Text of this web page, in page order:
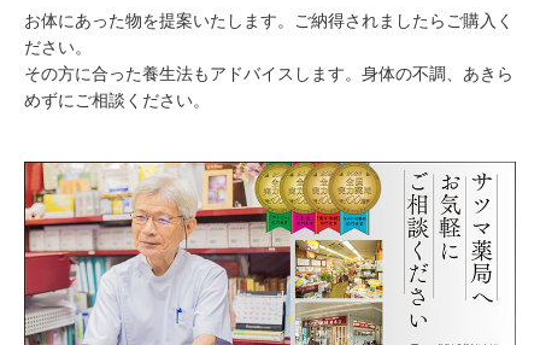
お体にあった物を提案いたします。ご納得されましたらご購入く
ださい。
その方に合った養生法もアドバイスします。身体の不調、あきら
めずにご相談ください。